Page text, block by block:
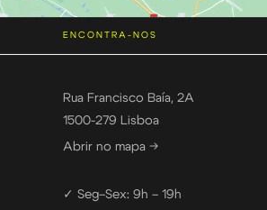
ENCONTRA-NOS
Rua Francisco Baía, 2A
1500-279 Lisboa
Abrir no mapa →
✓ Seg–Sex: 9h – 19h